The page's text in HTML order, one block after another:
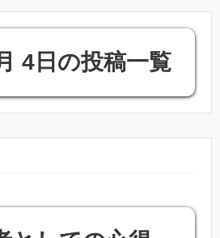
4日の投稿一覧